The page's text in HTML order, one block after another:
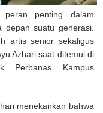
peran penting dalam
depan suatu generasi.
artis senior sekaligus
Azhari saat ditemui di
Perbanas Kampus
menekankan bahwa